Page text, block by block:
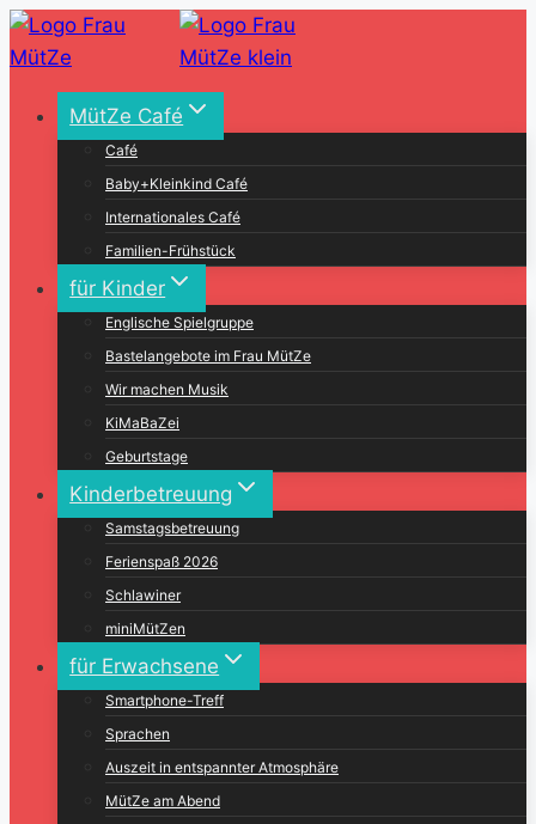
Zum
Inhalt
springen
MütZe Café
Café
Baby+Kleinkind Café
Internationales Café
Familien-Frühstück
für Kinder
Englische Spielgruppe
Bastelangebote im Frau MütZe
Wir machen Musik
KiMaBaZei
Geburtstage
Kinderbetreuung
Samstagsbetreuung
Ferienspaß 2026
Schlawiner
miniMütZen
für Erwachsene
Smartphone-Treff
Sprachen
Auszeit in entspannter Atmosphäre
MütZe am Abend